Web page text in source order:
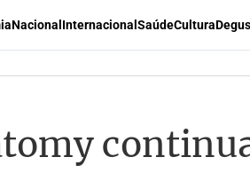
Nacional Internacional SaúdeCultura